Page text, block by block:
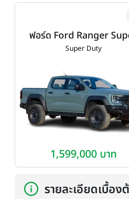
ฟอร์ด Ford Ranger
Duty ปี 2026
Super Duty
1,599,000 บาท
รายละเอียดเบื้อง